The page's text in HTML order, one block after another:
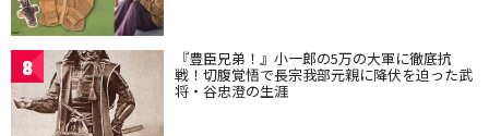
8 『豊臣兄弟！』小一郎の5万の大軍に徹底抗
戦！切腹覚悟で長宗我部元親に降伏を迫った武
将・谷忠澄の生涯